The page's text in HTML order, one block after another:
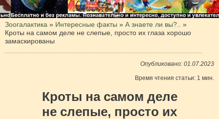
Зоогалактика » Интересные факты » А знаете ли вы?..
»
Кроты на самом деле не слепые, просто их глаза хорошо
замаскированы
Опубликовано: 01.07.2023
Время чтения статьи: 1 мин.
Кроты на самом деле
не слепые, просто их